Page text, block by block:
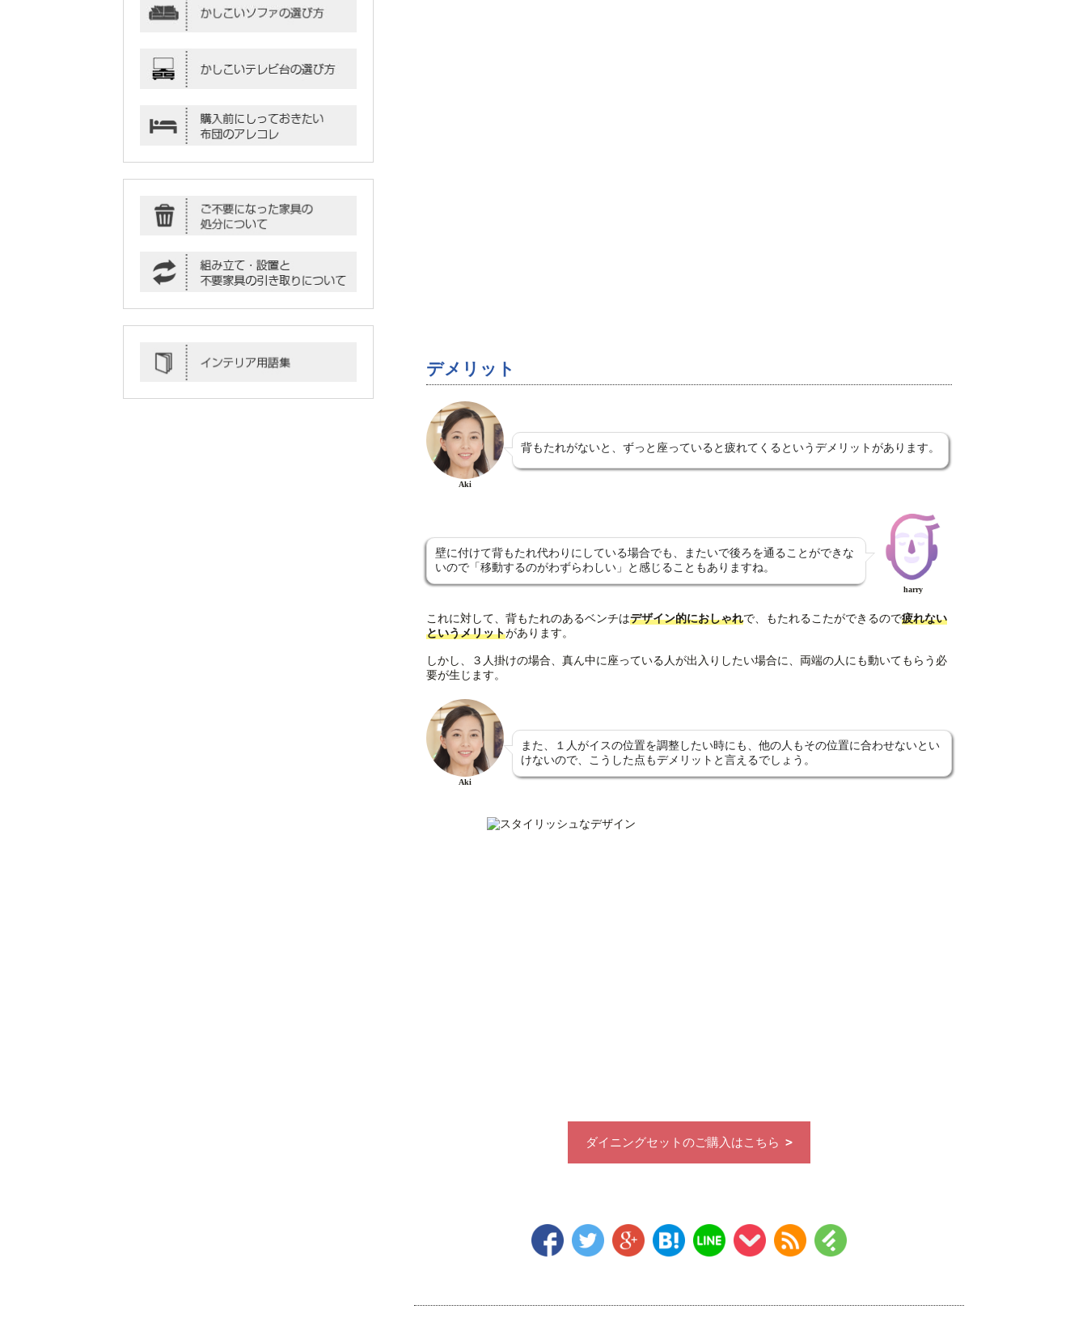
デメリット
Aki
背もたれがないと、ずっと座っていると疲れてくるというデメリットがあります。
壁に付けて背もたれ代わりにしている場合でも、またいで後ろを通ることができな
いので「移動するのがわずらわしい」と感じることもありますね。
harry
これに対して、背もたれのあるベンチはデザイン的におしゃれで、もたれるこたができるので疲れない
というメリットがあります。
しかし、３人掛けの場合、真ん中に座っている人が出入りしたい場合に、両端の人にも動いてもらう必
要が生じます。
Aki
また、１人がイスの位置を調整したい時にも、他の人もその位置に合わせないとい
けないので、こうした点もデメリットと言えるでしょう。
ダイニングセットのご購入はこちら